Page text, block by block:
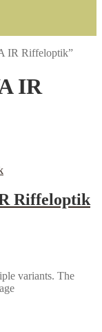
IR Riffeloptik”
IR
Riffeloptik
variants. The